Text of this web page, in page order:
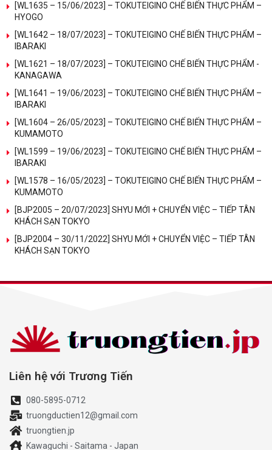
[WL1635 – 15/06/2023] – TOKUTEIGINO CHẾ BIẾN THỰC PHẨM –
HYOGO
[WL1642 – 18/07/2023] – TOKUTEIGINO CHẾ BIẾN THỰC PHẨM –
IBARAKI
[WL1621 – 18/07/2023] – TOKUTEIGINO CHẾ BIẾN THỰC PHẨM -
KANAGAWA
[WL1641 – 19/06/2023] – TOKUTEIGINO CHẾ BIẾN THỰC PHẨM –
IBARAKI
[WL1604 – 26/05/2023] – TOKUTEIGINO CHẾ BIẾN THỰC PHẨM –
KUMAMOTO
[WL1599 – 19/06/2023] – TOKUTEIGINO CHẾ BIẾN THỰC PHẨM –
IBARAKI
[WL1578 – 16/05/2023] – TOKUTEIGINO CHẾ BIẾN THỰC PHẨM –
KUMAMOTO
[BJP2005 – 20/07/2023] SHYU MỚI + CHUYỂN VIỆC – TIẾP TÂN
KHÁCH SẠN TOKYO
[BJP2004 – 30/11/2022] SHYU MỚI + CHUYỂN VIỆC – TIẾP TÂN
KHÁCH SẠN TOKYO
Liên hệ với Trương Tiến
080-5895-0712
truongductien12@gmail.com
truongtien.jp
Kawaguchi - Saitama - Japan